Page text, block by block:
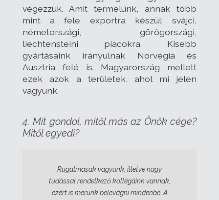
végezzük. Amit termelünk, annak több
mint a fele exportra készül: svájci,
németországi, görögországi,
liechtensteini piacokra. Kisebb
gyártásaink irányulnak Norvégia és
Ausztria felé is. Magyarország mellett
ezek azok a területek, ahol mi jelen
vagyunk.
4. Mit gondol, mitől más az Önök cége?
Mitől egyedi?
Rugalmasak vagyunk, illetve nagy
tudással rendelkező kollégáink vannak,
ezért is merünk belevágni mindenbe. A